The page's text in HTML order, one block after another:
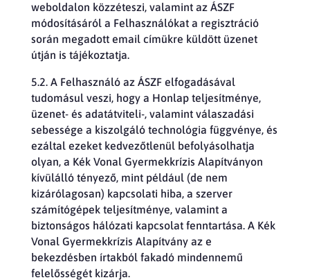
weboldalon közzéteszi, valamint az ÁSZF
módosításáról a Felhasználókat a regisztráció
során megadott email címükre küldött üzenet
útján is tájékoztatja.
5.2. A Felhasználó az ÁSZF elfogadásával
tudomásul veszi, hogy a Honlap teljesítménye,
üzenet- és adatátviteli-, valamint válaszadási
sebessége a kiszolgáló technológia függvénye, és
ezáltal ezeket kedvezőtlenül befolyásolhatja
olyan, a Kék Vonal Gyermekkrízis Alapítványon
kívülálló tényező, mint például (de nem
kizárólagosan) kapcsolati hiba, a szerver
számítógépek teljesítménye, valamint a
biztonságos hálózati kapcsolat fenntartása. A Kék
Vonal Gyermekkrízis Alapítvány az e
bekezdésben írtakból fakadó mindennemű
felelősségét kizárja.